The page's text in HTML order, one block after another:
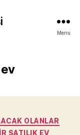
Menu
OLANLAR
SATILIK EV